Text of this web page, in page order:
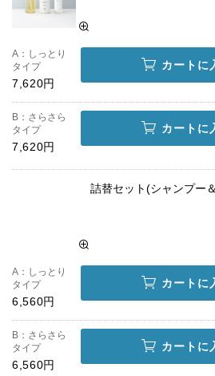
A：しっとり
タイプ
7,620円
カートに
B：さらさら
タイプ
7,620円
カートに
詰替セット(シャンプー
A：しっとり
タイプ
6,560円
カートに
B：さらさら
タイプ
6,560円
カートに